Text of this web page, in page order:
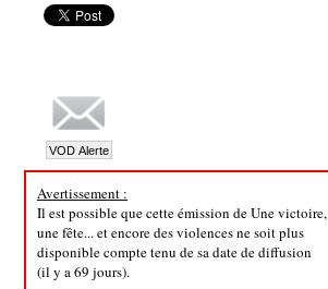
Avertissement :
Il est possible que cette émission de Une victoire,
une fête... et encore des violences ne soit plus
disponible compte tenu de sa date de diffusion
(il y a 69 jours).